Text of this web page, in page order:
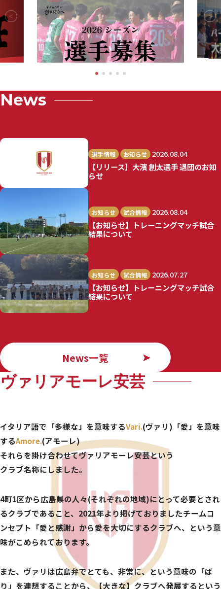
News
選手情報 お知らせ 2026.08.04
【リリース】大濱 創太選手 退団のお知
らせ
お知らせ 試合情報 2026.08.04
【お知らせ】トレーニングマッチ試合
結果について
お知らせ 試合情報 2026.07.27
【お知らせ】トレーニングマッチ試合
結果について
News一覧
ヴァリアモーレ安芸
イタリア語で「多様な」を意味するVari.(ヴァリ)「愛」を意味
するAmore.(アモーレ)
それらを掛け合わせてヴァリアモーレ安芸という
クラブ名称にしました。
4町1区から広島県の人々(それぞれの地域)にとって必要とされ
るクラブであること、 2021年より掲げておりましたチームコ
ンセプト「愛と感謝」から愛を大切にするクラブへ、という意
味がこめられております。
また、ヴァリは広島弁でとても、非常に、という意味の「ば
り」を連想することから、【大きな】クラブへ発展するという